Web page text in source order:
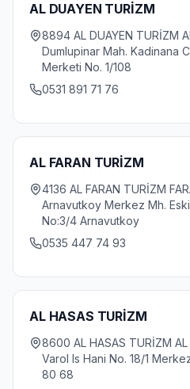
AL DUAYEN TURİZM
8894 AL DUAYEN TURİZM
Dumlupinar Mah. Kadinana
Merketi No. 1/108
0531 891 71 76
AL FARAN TURİZM
4136 AL FARAN TURİZM
Arnavutkoy Merkez Mh.
No:3/4 Arnavutkoy
0535 447 74 93
AL HASAS TURİZM
8600 AL HASAS TURİZM
Varol Is Hani No. 18/1
80 68